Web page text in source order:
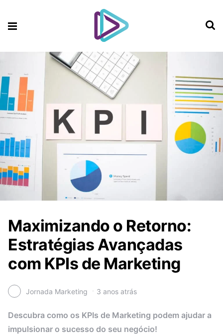
Maximizando o Retorno:
Estratégias Avançadas
com KPIs de Marketing
Jornada Marketing 3 anos atrás
Descubra como os KPIs de Marketing podem ajudar a
impulsionar o sucesso do seu negócio!